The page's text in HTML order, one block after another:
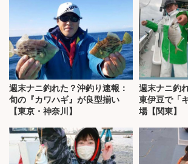
週末ナニ釣れた？沖釣り速報：
旬の『カワハギ』が良型揃い
【東京・神奈川】
週末ナニ釣
東伊豆で「
場【関東】